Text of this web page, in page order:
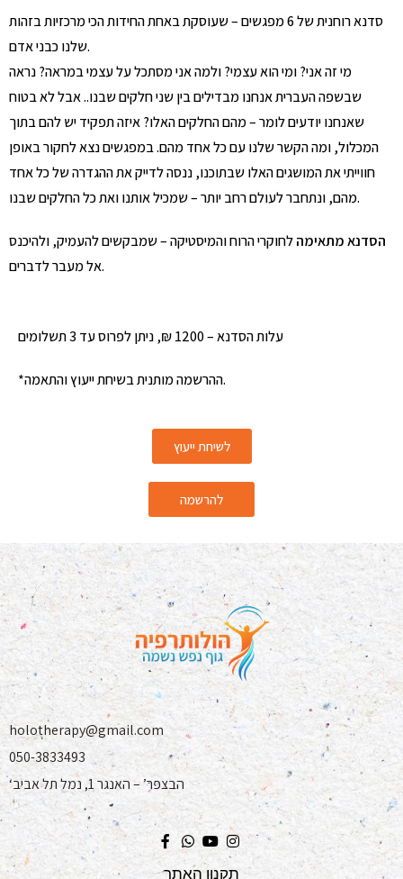
סדנא רוחנית של 6 מפגשים – שעוסקת באחת החידות הכי מרכזיות בזהות
שלנו כבני אדם.
מי זה אני? ומי הוא עצמי? ולמה אני מסתכל על עצמי במראה? נראה
שבשפה העברית אנחנו מבדילים בין שני חלקים שבנו.. אבל לא בטוח
שאנחנו יודעים לומר – מהם החלקים האלו? איזה תפקיד יש להם בתוך
המכלול, ומה הקשר שלנו עם כל אחד מהם. במפגשים נצא לחקור באופן
חווייתי את המושגים האלו שבתוכנו, ננסה לדייק את ההגדרה של כל אחד
מהם, ונתחבר לעולם רחב יותר – שמכיל אותנו ואת כל החלקים שבנו.
הסדנא מתאימהלחוקרי הרוח והמיסטיקה – שמבקשים להעמיק, ולהיכנס
אל מעבר לדברים.
עלות הסדנא – 1200 ₪, ניתן לפרוס עד 3 תשלומים
*ההרשמה מותנית בשיחת ייעוץ והתאמה.
לשיחת ייעוץ
להרשמה
holotherapy@gmail.com
050-3833493
‘הבצפר’ – האנגר 1, נמל תל אביב
תקנון האתר